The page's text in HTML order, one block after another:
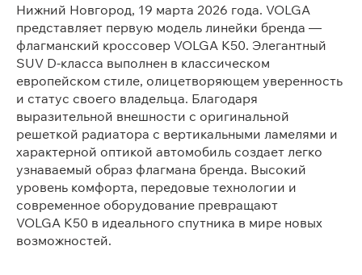
Нижний Новгород, 19 марта 2026 года. VOLGA
представляет первую модель линейки бренда —
флагманский кроссовер VOLGA K50. Элегантный
SUV D-класса выполнен в классическом
европейском стиле, олицетворяющем уверенность
и статус своего владельца. Благодаря
выразительной внешности с оригинальной
решеткой радиатора с вертикальными ламелями и
характерной оптикой автомобиль создает легко
узнаваемый образ флагмана бренда. Высокий
уровень комфорта, передовые технологии и
современное оборудование превращают
VOLGA K50 в идеального спутника в мире новых
возможностей.